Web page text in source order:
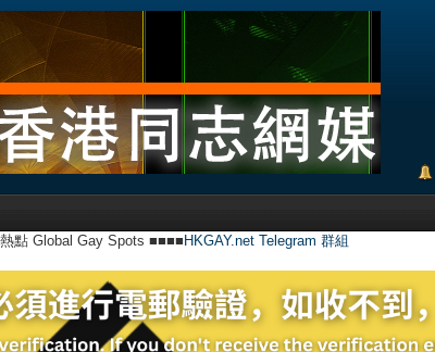
點 Global Gay Spots ■■■■ HKGAY.net Telegram 群組